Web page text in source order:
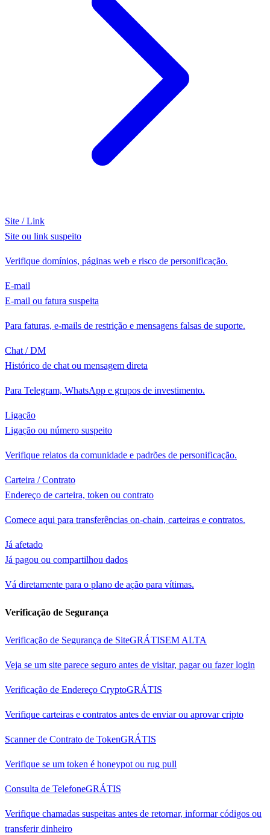
Site / Link
Site ou link suspeito
Verifique domínios, páginas web e risco de personificação.
E-mail
E-mail ou fatura suspeita
Para faturas, e-mails de restrição e mensagens falsas de suporte.
Chat / DM
Histórico de chat ou mensagem direta
Para Telegram, WhatsApp e grupos de investimento.
Ligação
Ligação ou número suspeito
Verifique relatos da comunidade e padrões de personificação.
Carteira / Contrato
Endereço de carteira, token ou contrato
Comece aqui para transferências on-chain, carteiras e contratos.
Já afetado
Já pagou ou compartilhou dados
Vá diretamente para o plano de ação para vítimas.
Verificação de Segurança
Verificação de Segurança de SiteGRÁTISEM ALTA
Veja se um site parece seguro antes de visitar, pagar ou fazer login
Verificação de Endereço CryptoGRÁTIS
Verifique carteiras e contratos antes de enviar ou aprovar cripto
Scanner de Contrato de TokenGRÁTIS
Verifique se um token é honeypot ou rug pull
Consulta de TelefoneGRÁTIS
Verifique chamadas suspeitas antes de retornar, informar códigos ou
transferir dinheiro